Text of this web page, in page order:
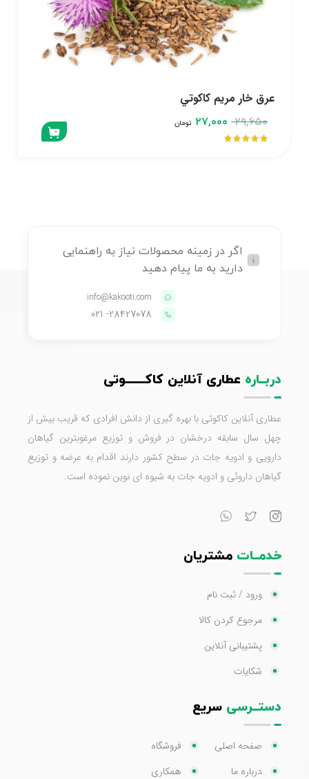
عرق خار مريم كاكوتي
۲۹,۶۵۰ ۲۷,۰۰۰ تومان





اگر در زمینه محصولات نیاز به راهنمایی
دارید به ما پیام دهید
info@kakooti.com
28427078
- 021
دربــاره عطاری آنلاین کاکـــــــوتی
عطاری آنلاین کاکوتی با بهره گیری از دانش افرادی که قریب بیش از
چهل سال سابقه درخشان در فروش و توزیع مرغوبترین گیاهان
دارویی و ادویه جات در سطح کشور دارند اقدام به عرضه و توزیع
گیاهان داروئی و ادویه جات به شیوه ای نوین نموده است.
خدمــات مشتریان
ورود / ثبت نام
مرجوع کردن کالا
پشتیبانی آنلاین
شکایات
دستــرسی سریع
صفحه اصلی
درباره ما
فروشگاه
همکاری